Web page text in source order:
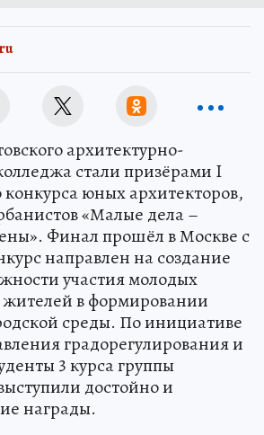
архитектурно-
стали призёрами I
конкурса юных архитекторов,
«Малые дела –
Финал прошёл в Москве с
направлен на создание
участия молодых
жителей в формировании
среды. По инициативе
градорегулирования и
3 курса группы
достойно и
награды.